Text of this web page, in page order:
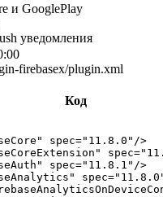
и GooglePlay
уведомления
firebasex/plugin.xml
Код
spec="11.8.0"/>
spec="11.8.1"/>